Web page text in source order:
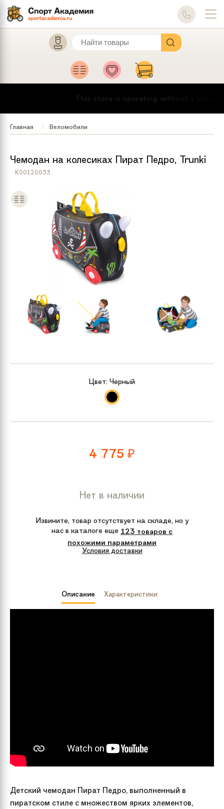
This store is operating without a license.
Главная Веломобили
Чемодан на колесиках Пират Педро, Trunki
K00120033
4 775 ₽
Нет в наличии
Извините, товар отсутствует на складе, но у
нас в каталоге еще 123 товаров с
похожими параметрами
Цвет: Черный
Условия доставки
Описание Характеристики
Детский чемодан Пират Педро, выполненный в
пиратском стиле с множеством ярких элементов,